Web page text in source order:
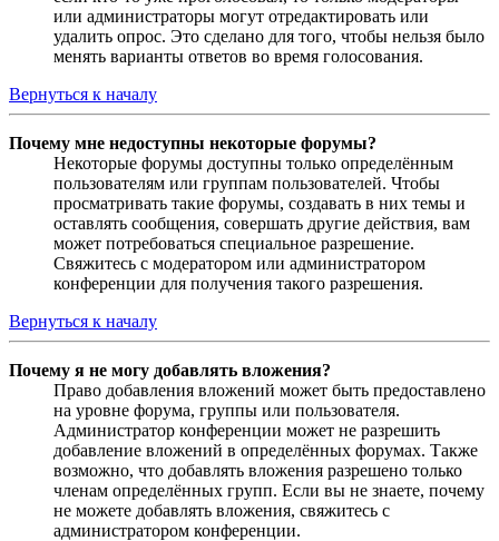
или администраторы могут отредактировать или
удалить опрос. Это сделано для того, чтобы нельзя было
менять варианты ответов во время голосования.
Вернуться к началу
Почему мне недоступны некоторые форумы?
Некоторые форумы доступны только определённым
пользователям или группам пользователей. Чтобы
просматривать такие форумы, создавать в них темы и
оставлять сообщения, совершать другие действия, вам
может потребоваться специальное разрешение.
Свяжитесь с модератором или администратором
конференции для получения такого разрешения.
Вернуться к началу
Почему я не могу добавлять вложения?
Право добавления вложений может быть предоставлено
на уровне форума, группы или пользователя.
Администратор конференции может не разрешить
добавление вложений в определённых форумах. Также
возможно, что добавлять вложения разрешено только
членам определённых групп. Если вы не знаете, почему
не можете добавлять вложения, свяжитесь с
администратором конференции.